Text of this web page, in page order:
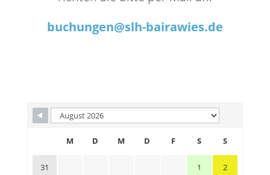
buchungen@slh-bairawies.de
M D M D F S S
31 1 2